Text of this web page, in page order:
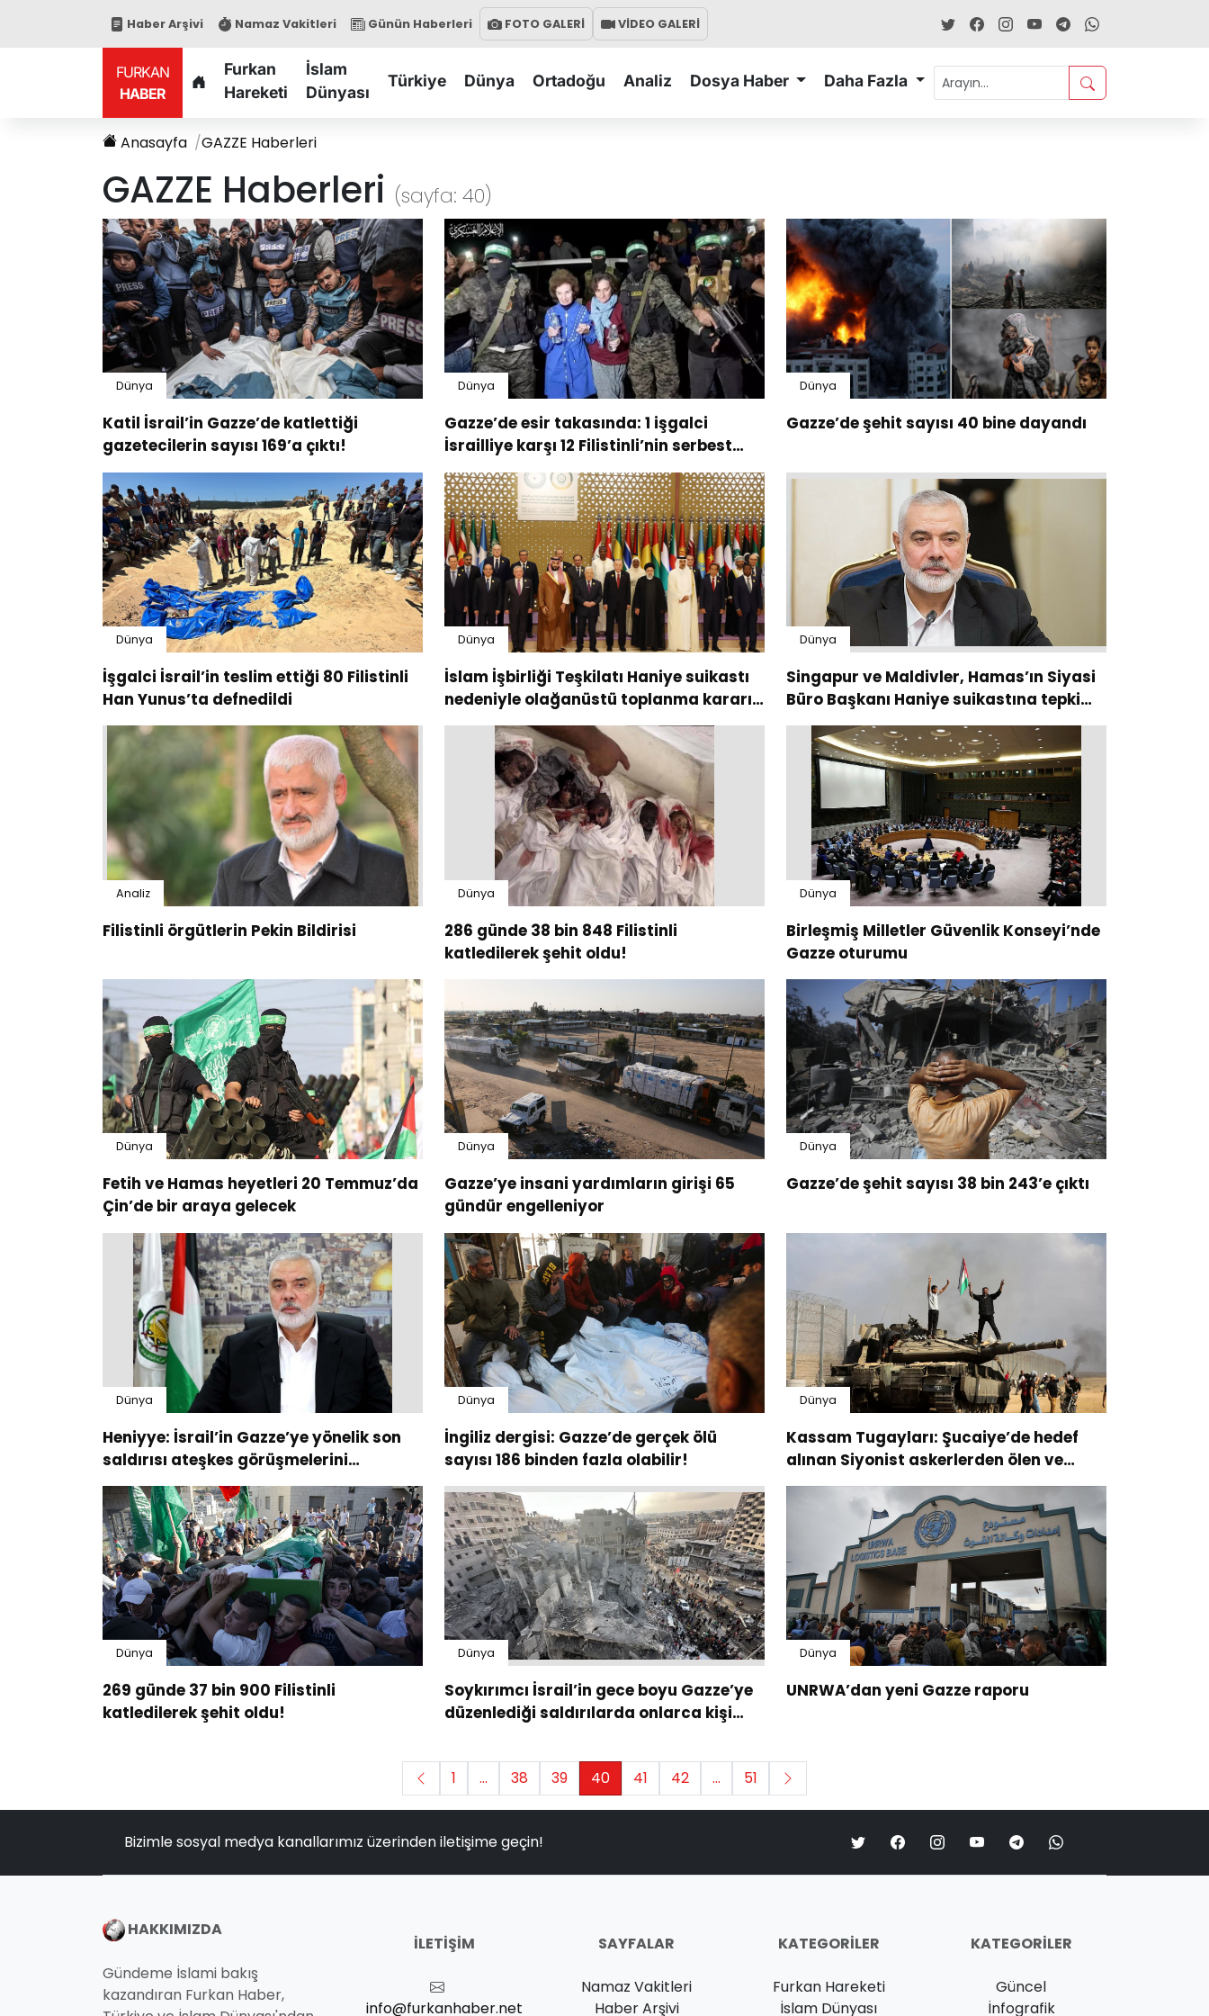
Haber Arşivi Namaz Vakitleri Günün Haberleri FOTO GALERİ VİDEO GALERİ
FURKAN
HABER
Furkan
Hareketi
İslam
Dünyası
Türkiye Dünya Ortadoğu Analiz Dosya Haber Daha Fazla
Anasayfa GAZZE Haberleri
GAZZE Haberleri (sayfa: 40)
Dünya
Katil İsrail’in Gazze’de katlettiği
gazetecilerin sayısı 169’a çıktı!
Dünya
Gazze’de esir takasında: 1 işgalci
İsrailliye karşı 12 Filistinli’nin serbest
bırakılması isteniyor
Dünya
Gazze’de şehit sayısı 40 bine dayandı
Dünya
İşgalci İsrail’in teslim ettiği 80 Filistinli
Han Yunus’ta defnedildi
Dünya
İslam İşbirliği Teşkilatı Haniye suikastı
nedeniyle olağanüstü toplanma kararı
aldı
Dünya
Singapur ve Maldivler, Hamas’ın Siyasi
Büro Başkanı Haniye suikastına tepki
gösterdi
Analiz
Filistinli örgütlerin Pekin Bildirisi
Dünya
286 günde 38 bin 848 Filistinli
katledilerek şehit oldu!
Dünya
Birleşmiş Milletler Güvenlik Konseyi’nde
Gazze oturumu
Dünya
Fetih ve Hamas heyetleri 20 Temmuz’da
Çin’de bir araya gelecek
Dünya
Gazze’ye insani yardımların girişi 65
gündür engelleniyor
Dünya
Gazze’de şehit sayısı 38 bin 243’e çıktı
Dünya
Heniyye: İsrail’in Gazze’ye yönelik son
saldırısı ateşkes görüşmelerini
tehlikeye sokabilir
Dünya
İngiliz dergisi: Gazze’de gerçek ölü
sayısı 186 binden fazla olabilir!
Dünya
Kassam Tugayları: Şucaiye’de hedef
alınan Siyonist askerlerden ölen ve
yaralananlar oldu
Dünya
269 günde 37 bin 900 Filistinli
katledilerek şehit oldu!
Dünya
Soykırımcı İsrail’in gece boyu Gazze’ye
düzenlediği saldırılarda onlarca kişi
Dünya
UNRWA’dan yeni Gazze raporu
1 ... 38 39 40 41 42 ... 51
Bizimle sosyal medya kanallarımız üzerinden iletişime geçin!
HAKKIMIZDA
Gündeme İslami bakış
kazandıran Furkan Haber,
İLETIŞIM
info@furkanhaber.net
SAYFALAR
Namaz Vakitleri
Haber Arşivi
KATEGORILER
Furkan Hareketi
İslam Dünyası
KATEGORILER
Güncel
İnfografik